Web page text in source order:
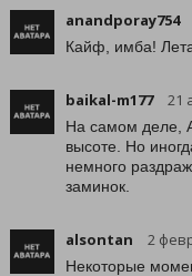
anandporay754
Кайф, имба!
baikal-m177 21
На самом деле,
высоте. Но
немного
заминок.
alsontan 2
Некоторые